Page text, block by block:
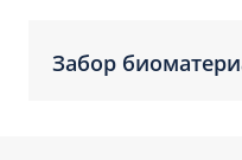
Забор